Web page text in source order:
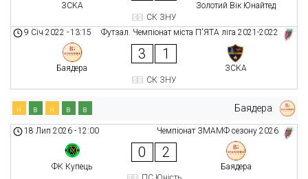
ЗСКА
Золотий Вік Юнайтед
СК ЗНУ
Футзал. Чемпіонат міста П'ЯТА ліга 2021-2022
9 Січ 2022 -13:15
Баядера
3 1
ЗСКА
СК ЗНУ
Баядера
н в н в в
Чемпіонат ЗМАМФ сезону 2026
18 Лип 2026 -12:00
ФК Купець
0 2
Баядера